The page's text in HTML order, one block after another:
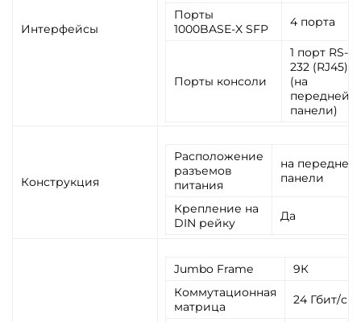
Интерфейсы
Порты
1000BASE-X SFP
4 порта
Порты консоли
1 порт RS-
232 (RJ45)
(на
передней
панели)
Конструкция
Расположение
разъемов
питания
на передней
панели
Крепление на
DIN рейку
Да
Jumbo Frame
9К
Коммутационная
матрица
24 Гбит/с